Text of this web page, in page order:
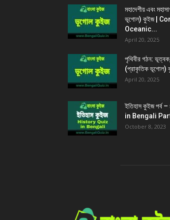
মহাদেশীয় এবং
ভূগোল) কুইজ |
Oceanic...
April 20, 2025
পৃথিবীর গঠন:
(প্রাকৃতিক
April 20, 2025
ইতিহাস কুইজ
in Bengali
October 8, 2023